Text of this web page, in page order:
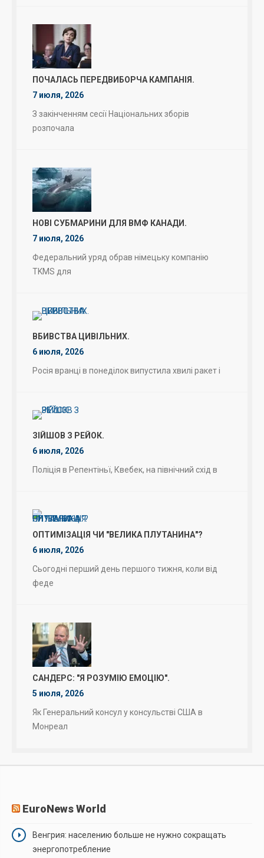
ПОЧАЛАСЬ ПЕРЕДВИБОРЧА КАМПАНІЯ.
7 июля, 2026
З закінченням сесії Національних зборів
розпочала
НОВІ СУБМАРИНИ ДЛЯ ВМФ КАНАДИ.
7 июля, 2026
Федеральний уряд обрав німецьку компанію
TKMS для
ВБИВСТВА ЦИВІЛЬНИХ.
6 июля, 2026
Росія вранці в понеділок випустила хвилі ракет і
ЗІЙШОВ З РЕЙОК.
6 июля, 2026
Поліція в Репентіньї, Квебек, на північний схід в
ОПТИМІЗАЦІЯ ЧИ "ВЕЛИКА ПЛУТАНИНА"?
6 июля, 2026
Сьогодні перший день першого тижня, коли від
феде
САНДЕРС: "Я РОЗУМІЮ ЕМОЦІЮ".
5 июля, 2026
Як Генеральний консул у консульстві США в
Монреал
EuroNews World
Венгрия: населению больше не нужно сокращать
энергопотребление